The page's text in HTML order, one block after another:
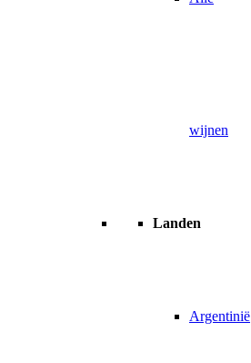
wijnen
Landen
Argentinië